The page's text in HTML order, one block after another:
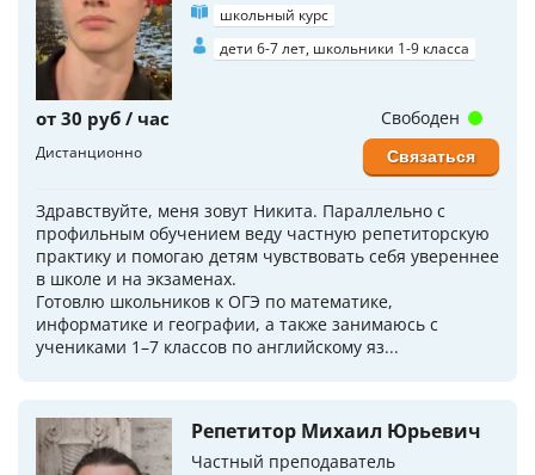
школьный курс
дети 6-7 лет, школьники 1-9 класса
от 30 руб / час
Дистанционно
Здравствуйте, меня зовут Никита. Параллельно с
профильным обучением веду частную репетиторскую
практику и помогаю детям чувствовать себя увереннее
в школе и на экзаменах.
Готовлю школьников к ОГЭ по математике,
информатике и географии, а также занимаюсь с
учениками 1–7 классов по английскому яз...
Свободен
Связаться
Репетитор Михаил Юрьевич
Частный преподаватель